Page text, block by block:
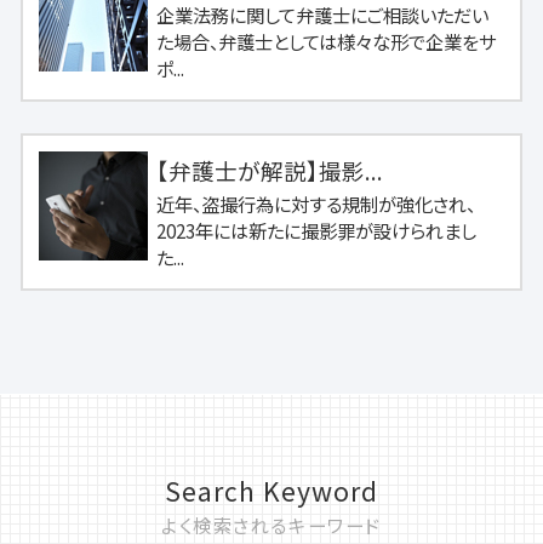
企業法務に関して弁護士にご相談いただい
た場合、弁護士としては様々な形で企業をサ
ポ...
【弁護士が解説】撮影...
近年、盗撮行為に対する規制が強化され、
2023年には新たに撮影罪が設けられまし
た...
Search Keyword
よく検索されるキーワード